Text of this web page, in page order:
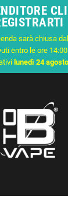
sarà chiusa
entro le ore
lunedì 24 agosto